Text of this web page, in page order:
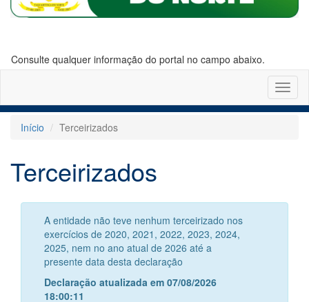
Consulte qualquer informação do portal no campo abaixo.
Início
Terceirizados
Terceirizados
A entidade não teve nenhum terceirizado nos
exercícios de 2020, 2021, 2022, 2023, 2024,
2025, nem no ano atual de 2026 até a
presente data desta declaração
Declaração atualizada em 07/08/2026
18:00:11